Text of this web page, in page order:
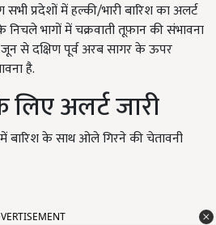
प्रदेशों में हल्की/भारी बारिश का अलर्ट
निचले भागों में चक्रवाती तूफ़ान की संभावना
से दक्षिण पूर्व अरब सागर के ऊपर
है.
अलर्ट जारी
बारिश के साथ ओले गिरने की चेतावनी